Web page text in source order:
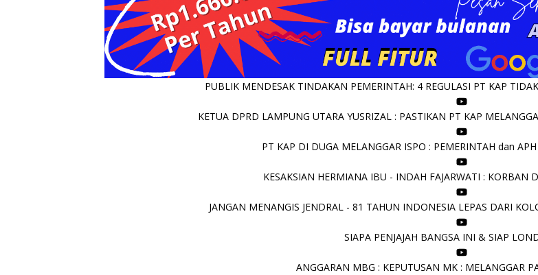
PUBLIK MENDESAK TINDAKAN PEMERINTAH: 4 REGULASI PT KAP
KETUA DPRD LAMPUNG UTARA YUSRIZAL : PASTIKAN PT KAP
PT KAP DI DUGA MELANGGAR ISPO : PEMERINTAH dan
KESAKSIAN HERMIANA IBU - INDAH FAJARWATI : KORBAN
JANGAN MENANGIS JENDRAL - 81 TAHUN INDONESIA LEPAS DARI
SIAPA PENJAJAH BANGSA INI & SIAP
ANGGARAN MBG : KEPUTUSAN MK : MELANGGAR